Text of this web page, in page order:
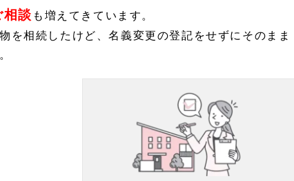
談 も増えてきています。
を相続したけど、名義変更の登記をせずにそのまま